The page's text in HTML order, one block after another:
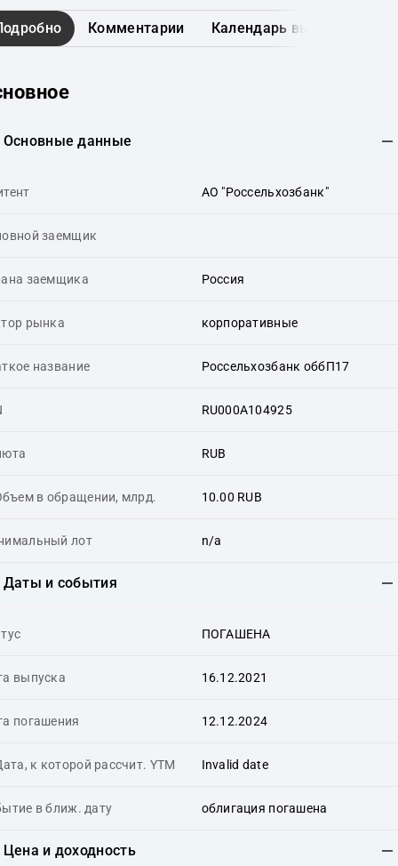
Комментарии Календарь выплат
Основные данные
АО "Россельхозбанк"
заемщик
заемщика Россия
рынка корпоративные
название Россельхозбанк оббП17
RU000A104925
RUB
в обращении, млрд. 10.00 RUB
лот n/a
Даты и события
ПОГАШЕНА
выпуска 16.12.2021
погашения 12.12.2024
к которой рассчит. YTM Invalid date
в ближ. дату облигация погашена
Цена и доходность